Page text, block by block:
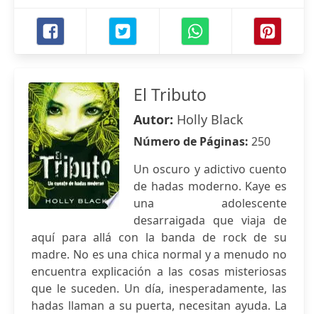
El Tributo
Autor: Holly Black
Número de Páginas: 250
Un oscuro y adictivo cuento
de hadas moderno. Kaye es
una adolescente
desarraigada que viaja de
aquí para allá con la banda de rock de su
madre. No es una chica normal y a menudo no
encuentra explicación a las cosas misteriosas
que le suceden. Un día, inesperadamente, las
hadas llaman a su puerta, necesitan ayuda. La